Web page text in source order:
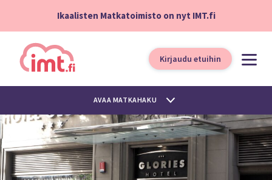
Ikaalisten Matkatoimisto on nyt IMT.fi
Kirjaudu etuihin
AVAA MATKAHAKU